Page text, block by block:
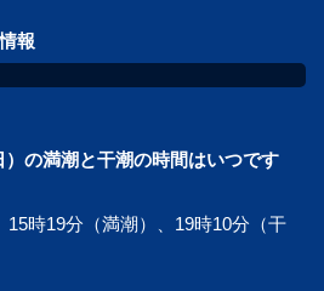
報
）の満潮と干潮の時間はいつです
15時19分（満潮）、19時10分（干